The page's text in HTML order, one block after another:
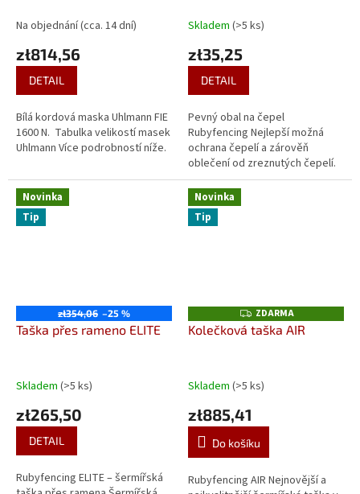
Na objednání (cca. 14 dní)
zł814,56
DETAIL
Bílá kordová maska Uhlmann FIE
1600 N. Tabulka velikostí masek
Uhlmann Více podrobností níže.
Skladem (>5 ks)
zł35,25
DETAIL
Pevný obal na čepel
Rubyfencing Nejlepší možná
ochrana čepelí a zárověň
oblečení od zreznutých čepelí.
Novinka
Tip
zł354,06 –25 %
Taška přes rameno ELITE
Skladem (>5 ks)
zł265,50
DETAIL
Rubyfencing ELITE – šermířská
Novinka
Tip
Z
D
A
ZDARMA
Kolečková taška AIR
Skladem (>5 ks)
zł885,41
Do košíku
Rubyfencing AIR Nejnovější a